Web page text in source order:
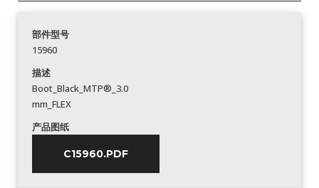
部件型号
15960
描述
Boot_Black_MTP®_3.0
mm_FLEX
产品图纸
C15960.PDF